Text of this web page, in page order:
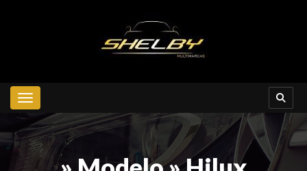
Toggle navigation